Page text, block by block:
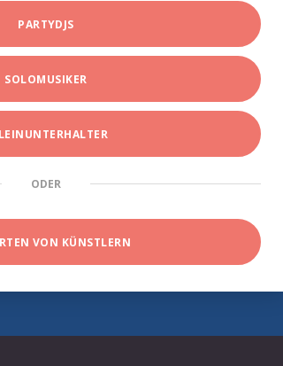
PARTYDJS
SOLOMUSIKER
ODER
VON KÜNSTLERN